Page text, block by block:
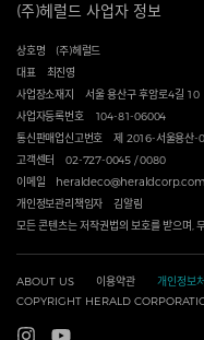
(주)헤럴드 사업자 정보
상호명
(주)헤럴드
대표
최진영
사업장소재지
서울 용산구 후암로4길 10
사업자등록번호
104-81-06004
통신판매업신고번호
제 2016-서울용산-
고객센터
02-727-0045 / 0080
이메일
heraldeco@heraldcorp.com
개인정보관리책임자
김알림
모든 콘텐츠는 저작권법의 보호를 받으며,
ABOUT US 이용약관 개인정보
COPYRIGHT HERALD